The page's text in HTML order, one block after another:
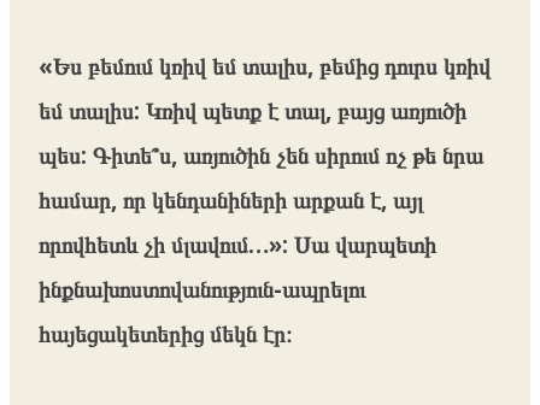
«Ես բեմում կռիվ եմ տալիս, բեմից դուրս կռիվ
եմ տալիս: Կռիվ պետք է տալ, բայց առյուծի
պես: Գիտե՞ս, առյուծին չեն սիրում ոչ թե նրա
համար, որ կենդանիների արքան է, այլ
որովհետև չի մլավում…»: Սա վարպետի
ինքնախոստովանություն-ապրելու
հայեցակետերից մեկն էր։